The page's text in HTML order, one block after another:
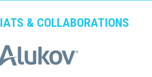
& COLLABORATIONS